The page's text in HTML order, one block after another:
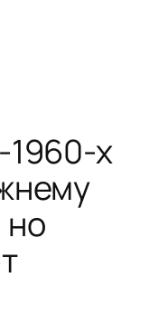
1960-х